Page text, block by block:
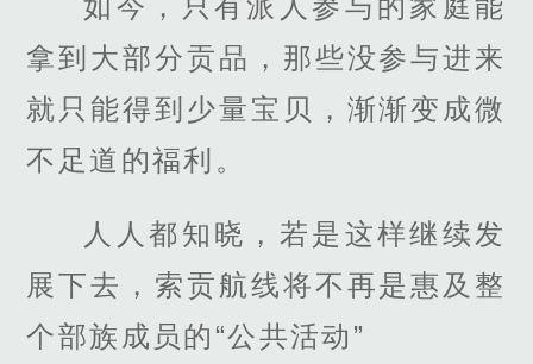
如今，只有派人参与的家庭能
拿到大部分贡品，那些没参与进来
就只能得到少量宝贝，渐渐变成微
不足道的福利。
人人都知晓，若是这样继续发
展下去，索贡航线将不再是惠及整
个部族成员的“公共活动”